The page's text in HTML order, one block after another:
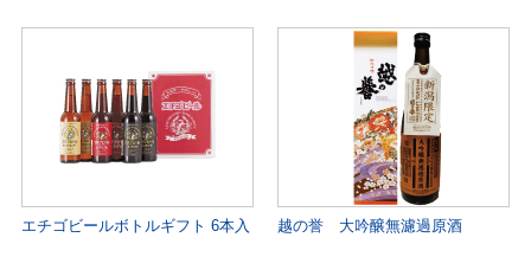
エチゴビールボトルギフト 6本入 越の誉 大吟醸無濾過原酒